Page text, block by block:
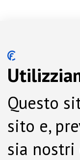
Questo
sito e,
sia nostri